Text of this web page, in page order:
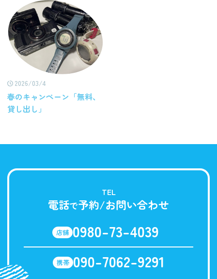
2026/03/4
春のキャンペーン「無料、
貸し出し」
TEL
電話で予約/お問い合わせ
店舗 0980-73-4039
携帯 090-7062-9291